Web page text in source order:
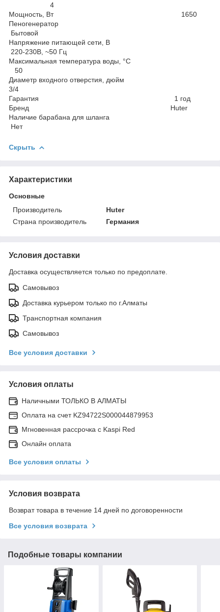
4
Мощность, Вт 1650
Пеногенератор
Бытовой
Напряжение питающей сети, В
220-230В, ~50 Гц
Максимальная температура воды, °С
50
Диаметр входного отверстия, дюйм
3/4
Гарантия 1 год
Бренд Huter
Наличие барабана для шланга
Нет
Скрыть
Характеристики
Основные
Производитель
Huter
Страна производитель
Германия
Условия доставки
Доставка осуществляется только по предоплате.
Самовывоз
Доставка курьером только по г.Алматы
Транспортная компания
Самовывоз
Все условия доставки
Условия оплаты
Наличными ТОЛЬКО В АЛМАТЫ
Оплата на счет KZ94722S000044879953
Мгновенная рассрочка с Kaspi Red
Онлайн оплата
Все условия оплаты
Условия возврата
Возврат товара в течение 14 дней по договоренности
Все условия возврата
Подобные товары компании